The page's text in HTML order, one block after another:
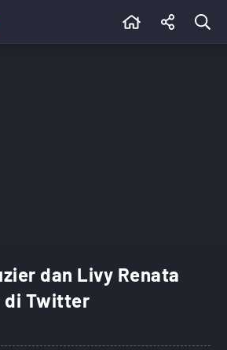
dan Livy Renata
di Twitter